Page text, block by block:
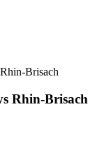
Rhin-Brisach